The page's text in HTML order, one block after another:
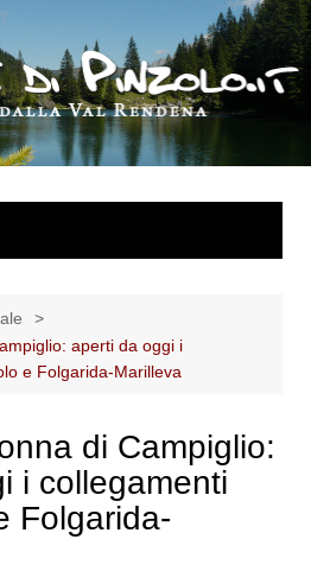
aperti da oggi i
e Folgarida-Marilleva
di Campiglio:
i collegamenti
Folgarida-